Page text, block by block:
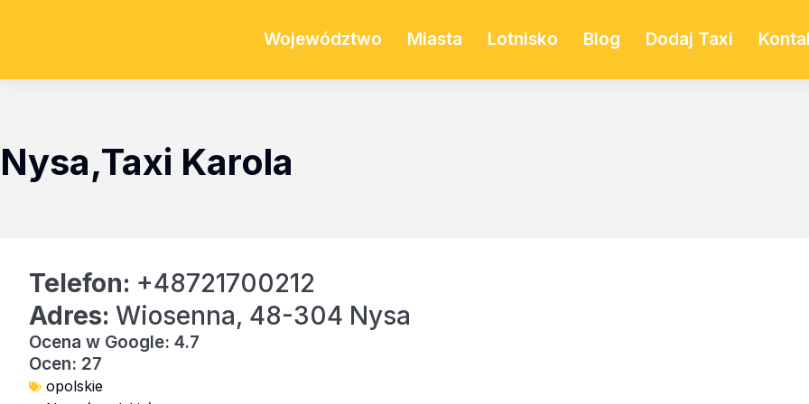
Województwo Miasta Lotnisko Blog Dodaj Taxi
Nysa,Taxi Karola
Telefon: +48721700212
Adres: Wiosenna, 48-304 Nysa
Ocena w Google: 4.7
Ocen: 27
opolskie